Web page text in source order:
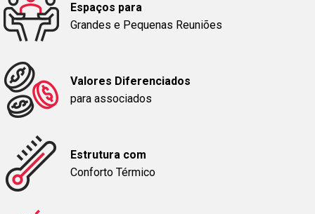
Espaços para
Grandes e Pequenas Reuniões
Valores Diferenciados
para associados
Estrutura com
Conforto Térmico